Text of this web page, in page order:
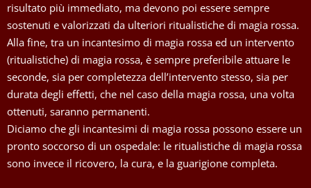
risultato più immediato, ma devono poi essere sempre
sostenuti e valorizzati da ulteriori ritualistiche di magia rossa.
Alla fine, tra un incantesimo di magia rossa ed un intervento
(ritualistiche) di magia rossa, è sempre preferibile attuare le
seconde, sia per completezza dell’intervento stesso, sia per
durata degli effetti, che nel caso della magia rossa, una volta
ottenuti, saranno permanenti.
Diciamo che gli incantesimi di magia rossa possono essere un
pronto soccorso di un ospedale: le ritualistiche di magia rossa
sono invece il ricovero, la cura, e la guarigione completa.